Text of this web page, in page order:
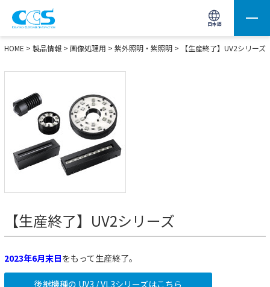
日本語
画像処理用の製品検索 サイト内検索(Enterで実行)
HOME > 製品情報 > 画像処理用 > 紫外照明・紫照明 > 【生産終了】UV2シリーズ
【生産終了】UV2シリーズ
2023年6月末日をもって生産終了。
後継機種の UV3 / VL3シリーズはこちら